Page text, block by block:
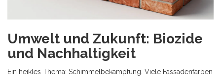
Umwelt und Zukunft: Biozide
und Nachhaltigkeit
Ein heikles Thema: Schimmelbekämpfung. Viele Fassadenfarben